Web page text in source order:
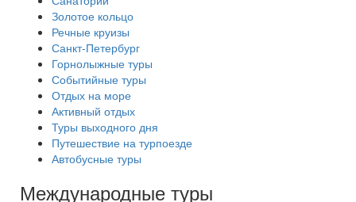
Золотое кольцо
Речные круизы
Санкт-Петербург
Горнолыжные туры
Событийные туры
Отдых на море
Активный отдых
Туры выходного дня
Путешествие на турпоезде
Автобусные туры
Международные туры